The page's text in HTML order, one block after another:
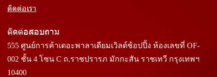
ติดต่อเรา
ติดต่อสอบถาม
555 ศูนย์การค้าเดอะพาลาเดียมเวิลด์ช้อปปิ้ง ห้องเลขที่ OF-
002 ชั้น 4 โซน C ถ.ราชปรารภ มักกะสัน ราชเทวี กรุงเทพฯ
10400